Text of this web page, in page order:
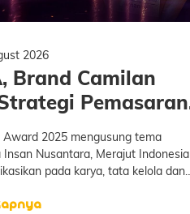
2026
Brand Camilan
Pemasaran
detikcom Award
2025 mengusung tema
Insan Nusantara, Merajut Indonesia
pada karya, tata kelola dan
jalan yang detikcom pilih untuk